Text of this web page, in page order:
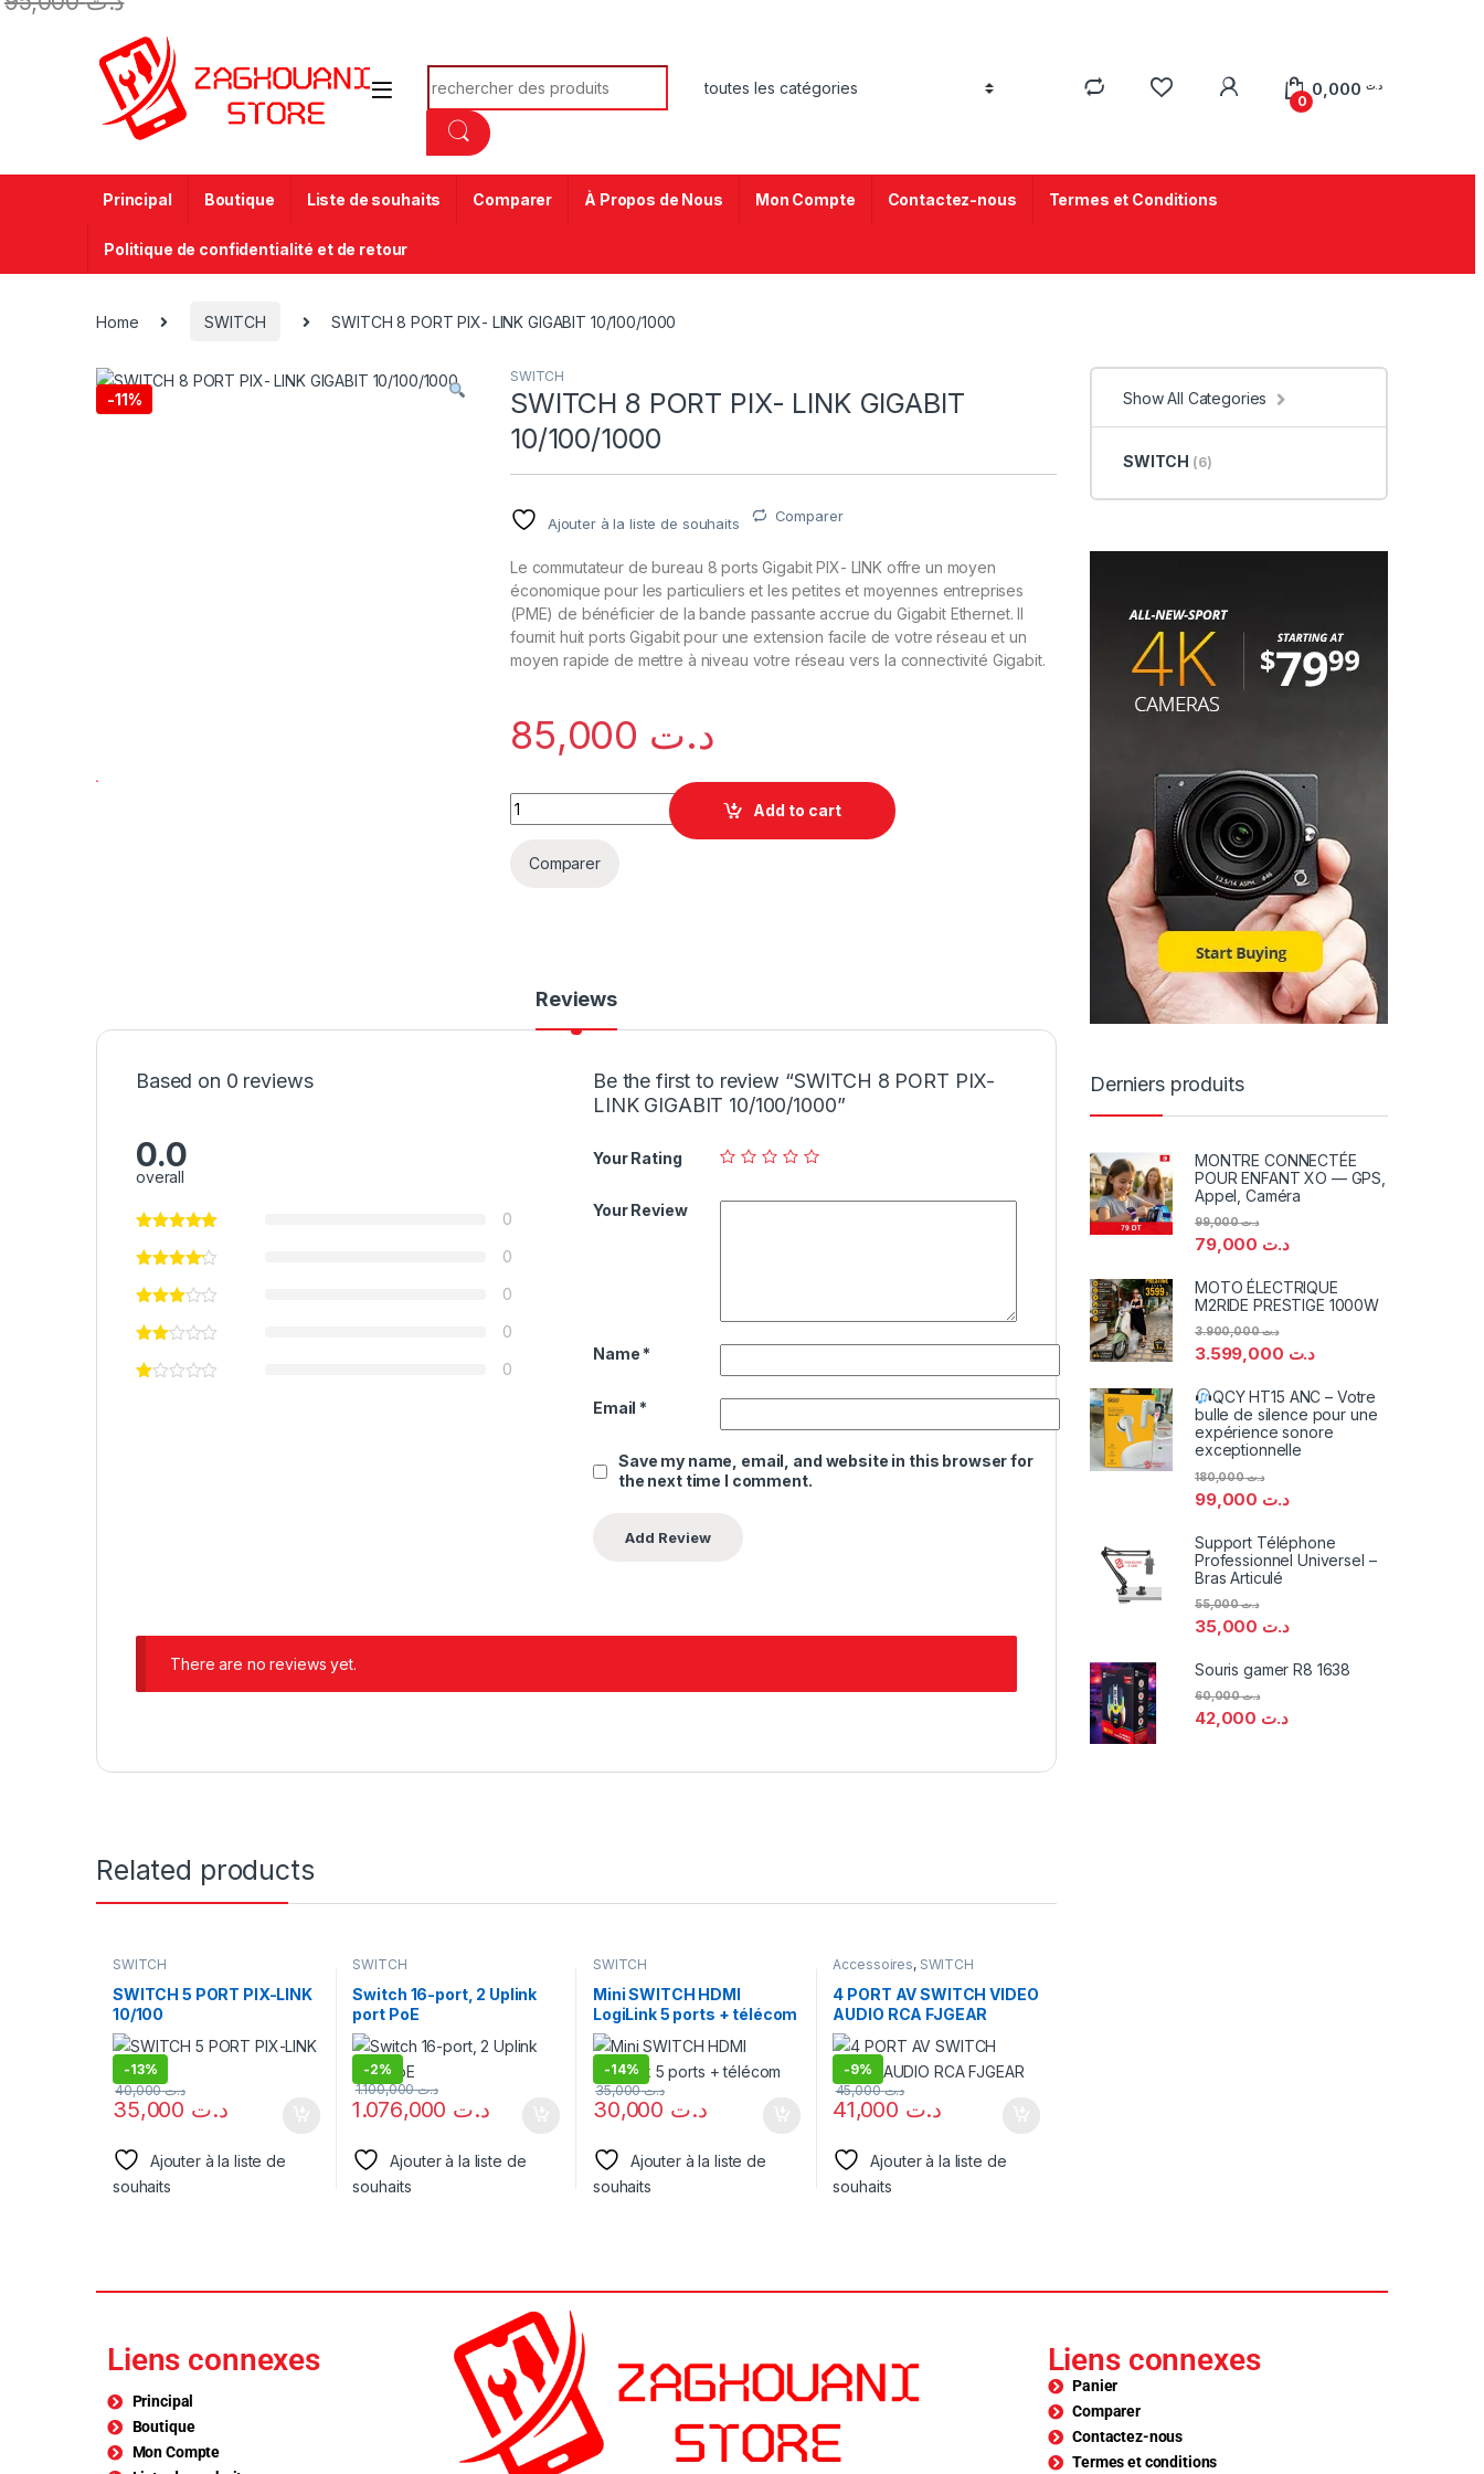
0
د.ت
Principal Boutique Liste de souhaits Comparer À Propos de Nous Mon Compte Contactez-nous Termes et Conditions
Politique de confidentialité et de retour
Home SWITCH SWITCH 8 PORT PIX- LINK GIGABIT 10/100/1000
-11%
SWITCH
SWITCH 8 PORT PIX- LINK GIGABIT
10/100/1000
Ajouter à la liste de souhaits Comparer
Le commutateur de bureau 8 ports Gigabit PIX- LINK offre un moyen
économique pour les particuliers et les petites et moyennes entreprises
(PME) de bénéficier de la bande passante accrue du Gigabit Ethernet. Il
fournit huit ports Gigabit pour une extension facile de votre réseau et un
moyen rapide de mettre à niveau votre réseau vers la connectivité Gigabit.
د.ت
Add to cart
Comparer
Reviews
Based on 0 reviews
0.0
overall
0
0
0
0
0
Be the first to review “SWITCH 8 PORT PIX-
LINK GIGABIT 10/100/1000”
Your Rating
Your Review
Name *
Email *
Save my name, email, and website in this browser for
the next time I comment.
There are no reviews yet.
Related products
SWITCH
SWITCH 5 PORT PIX-LINK
10/100
-13%
د.ت
د.ت40,000
Ajouter à la liste de
souhaits
SWITCH
Switch 16-port, 2 Uplink
port PoE
-2%
د.ت
د.ت1.100,000
Ajouter à la liste de
souhaits
SWITCH
Mini SWITCH HDMI
LogiLink 5 ports + télécom
-14%
د.ت
د.ت35,000
Ajouter à la liste de
souhaits
Accessoires, SWITCH
4 PORT AV SWITCH VIDEO
AUDIO RCA FJGEAR
-9%
د.ت
د.ت45,000
Ajouter à la liste de
souhaits
Show All Categories
SWITCH (6)
Derniers produits
MONTRE CONNECTÉE
POUR ENFANT XO — GPS,
Appel, Caméra
د.ت
د.ت99,000
MOTO ÉLECTRIQUE
M2RIDE PRESTIGE 1000W
د.ت
د.ت3.900,000
QCY HT15 ANC – Votre
bulle de silence pour une
expérience sonore
exceptionnelle
د.ت
د.ت180,000
Support Téléphone
Professionnel Universel –
Bras Articulé
د.ت
د.ت55,000
Souris gamer R8 1638
د.ت
د.ت60,000
Liens connexes
Principal
Boutique
Mon Compte
Liens connexes
Panier
Comparer
Contactez-nous
Termes et conditions